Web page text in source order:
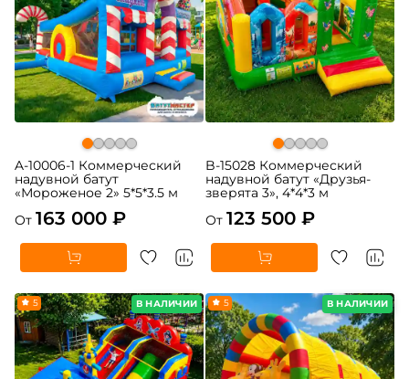
A-10006-1 Коммерческий
надувной батут
«Мороженое 2» 5*5*3.5 м
От 163 000 ₽
B-15028 Коммерческий
надувной батут «Друзья-
зверята 3», 4*4*3 м
От 123 500 ₽
В НАЛИЧИИ
5 В НАЛИЧИИ
5